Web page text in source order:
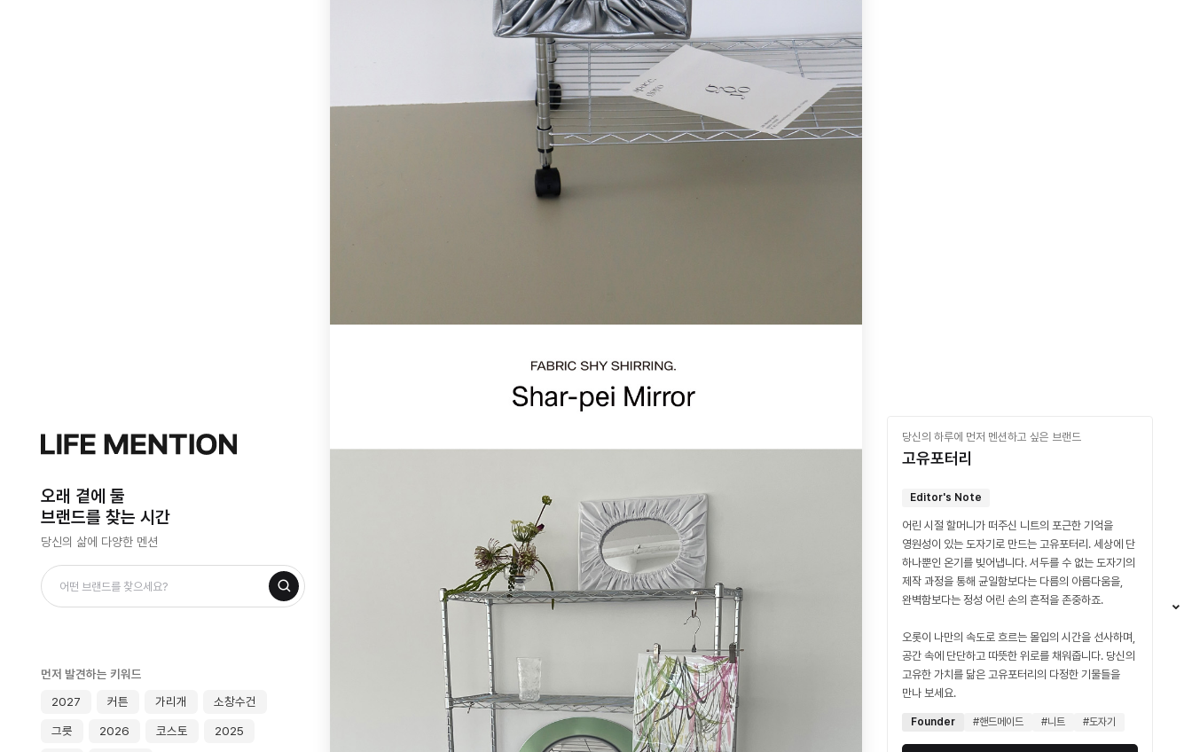
오래 곁에 둘
브랜드를 찾는 시간
당신의 삶에 다양한 멘션
먼저 발견하는 키워드
2027
커튼 가리개 소창수건
그릇 2026 코스토 2025
당신의 하루에 먼저 멘션하고 싶은 브랜드
고유포터리
Editor's Note
어린 시절 할머니가 떠주신 니트의 포근한 기억을
영원성이 있는 도자기로 만드는 고유포터리. 세상에 단
하나뿐인 온기를 빚어냅니다. 서두를 수 없는 도자기의
제작 과정을 통해 균일함보다는 다름의 아름다움을,
완벽함보다는 정성 어린 손의 흔적을 존중하죠.
오롯이 나만의 속도로 흐르는 몰입의 시간을 선사하며,
공간 속에 단단하고 따뜻한 위로를 채워줍니다. 당신의
고유한 가치를 닮은 고유포터리의 다정한 기물들을
만나 보세요.
Founder #핸드메이드 #니트 #도자기